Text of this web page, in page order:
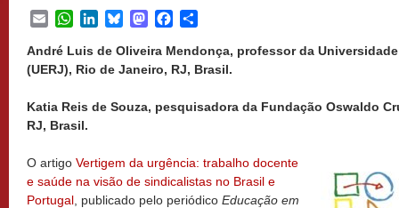
EmailWhatsApp
LinkedInBlueskyMastodonFacebook
André Luis de Oliveira Mendonça, professor da
(UERJ), Rio de Janeiro, RJ, Brasil.
Katia Reis de Souza, pesquisadora da Fundação Oswaldo
RJ, Brasil.
O artigo Vertigem da urgência: trabalho docente
e saúde na visão de sindicalistas no Brasil e
Portugal , publicado pelo periódico Educação em